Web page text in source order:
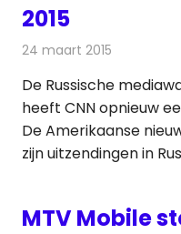
2015
24 maart 2015
De Russische
heeft CNN opnieuw
De Amerikaanse
zijn uitzendingen in
MTV Mobile